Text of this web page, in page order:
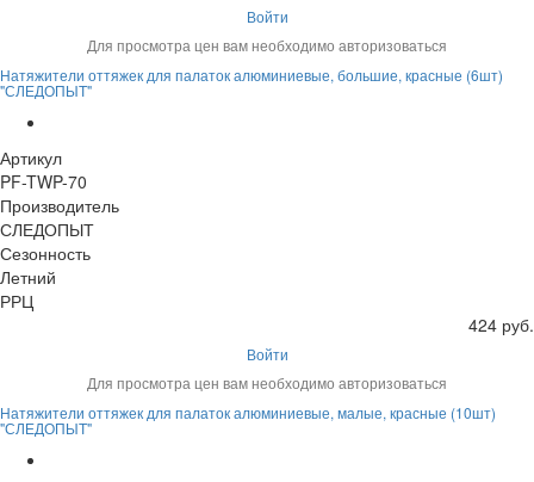
Войти
Для просмотра цен вам необходимо авторизоваться
Натяжители оттяжек для палаток алюминиевые, большие, красные (6шт)
"СЛЕДОПЫТ"
Артикул
PF-TWP-70
Производитель
СЛЕДОПЫТ
Сезонность
Летний
РРЦ
424 руб.
Войти
Для просмотра цен вам необходимо авторизоваться
Натяжители оттяжек для палаток алюминиевые, малые, красные (10шт)
"СЛЕДОПЫТ"